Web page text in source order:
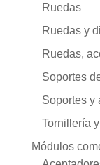
Ruedas
Ruedas y
Ruedas,
Soportes
Soportes y
Tornillería
Módulos